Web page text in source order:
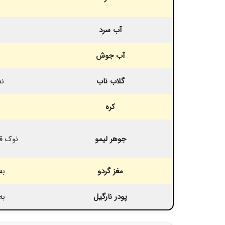
آب سرد
آب جوش
گلاب ناب
کره
جوهر لیمو نوک
مغز گردو
پودر نارگیل